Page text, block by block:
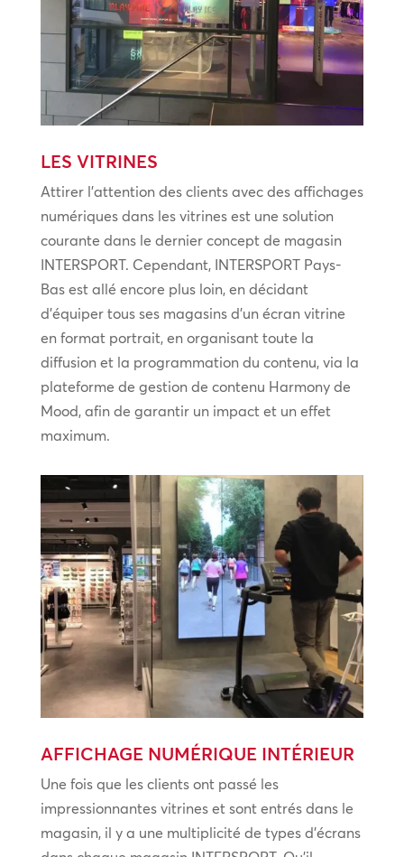
LES VITRINES
Attirer l’attention des clients avec des affichages
numériques dans les vitrines est une solution
courante dans le dernier concept de magasin
INTERSPORT. Cependant, INTERSPORT Pays-
Bas est allé encore plus loin, en décidant
d’équiper tous ses magasins d’un écran vitrine
en format portrait, en organisant toute la
diffusion et la programmation du contenu, via la
plateforme de gestion de contenu Harmony de
Mood, afin de garantir un impact et un effet
maximum.
AFFICHAGE NUMÉRIQUE INTÉRIEUR
Une fois que les clients ont passé les
impressionnantes vitrines et sont entrés dans le
magasin, il y a une multiplicité de types d’écrans